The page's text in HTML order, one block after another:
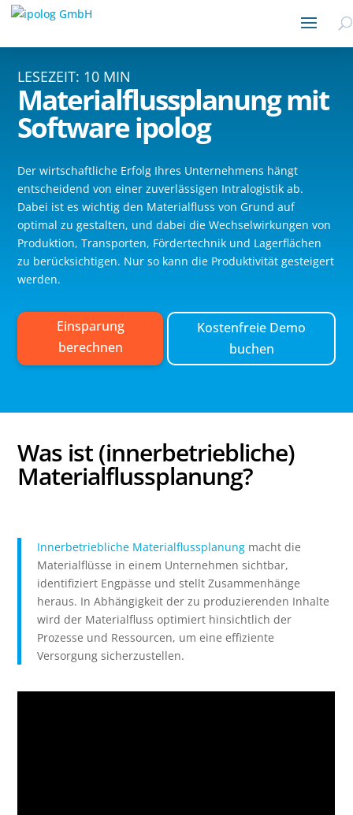
LESEZEIT: 10 MIN
Materialflussplanungmit
Software ipolog
Der wirtschaftliche Erfolg Ihres Unternehmens hängt
entscheidend von einer zuverlässigen Intralogistik ab.
Dabei ist es wichtig den Materialfluss von Grund auf
optimal zu gestalten, und dabei die Wechselwirkungen von
Produktion, Transporten, Fördertechnik und Lagerflächen
zu berücksichtigen. Nur so kann die Produktivität gesteigert
werden.
Einsparung
berechnen
Kostenfreie Demo
buchen
Was ist (innerbetriebliche)
Materialflussplanung?
Innerbetriebliche Materialflussplanung macht die
Materialflüsse in einem Unternehmen sichtbar,
identifiziert Engpässe und stellt Zusammenhänge
heraus. In Abhängigkeit der zu produzierenden Inhalte
wird der Materialfluss optimiert hinsichtlich der
Prozesse und Ressourcen, um eine effiziente
Versorgung sicherzustellen.